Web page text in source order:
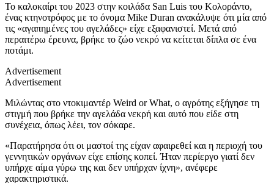
Το καλοκαίρι του 2023 στην κοιλάδα San Luis του Κολοράντο,
ένας κτηνοτρόφος με το όνομα Mike Duran ανακάλυψε ότι μία από
τις «αγαπημένες του αγελάδες» είχε εξαφανιστεί. Μετά από
περαιτέρω έρευνα, βρήκε το ζώο νεκρό να κείτεται δίπλα σε ένα
ποτάμι.
Advertisement
Advertisement
Μιλώντας στο ντοκιμαντέρ Weird or What, ο αγρότης εξήγησε τη
στιγμή που βρήκε την αγελάδα νεκρή και αυτό που είδε στη
συνέχεια, όπως λέει, τον σόκαρε.
«Παρατήρησα ότι οι μαστοί της είχαν αφαιρεθεί και η περιοχή του
γεννητικών οργάνων είχε επίσης κοπεί. Ήταν περίεργο γιατί δεν
υπήρχε αίμα γύρω της και δεν υπήρχαν ίχνη», ανέφερε
χαρακτηριστικά.